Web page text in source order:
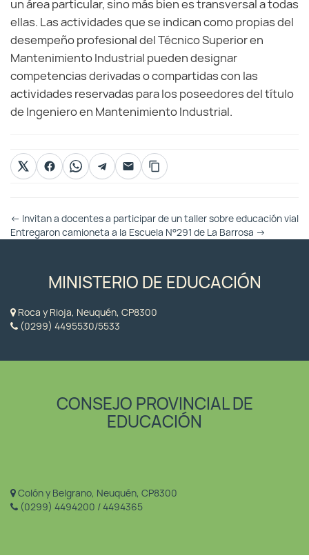
un área particular, sino más bien es transversal a todas
ellas. Las actividades que se indican como propias del
desempeño profesional del Técnico Superior en
Mantenimiento Industrial pueden designar
competencias derivadas o compartidas con las
actividades reservadas para los poseedores del título
de Ingeniero en Mantenimiento Industrial.
Otras
Entradas
← Invitan a docentes a participar de un taller sobre educación vial
Entregaron camioneta a la Escuela N°291 de La Barrosa →
MINISTERIO DE EDUCACIÓN
Roca y Rioja, Neuquén, CP8300
(0299) 4495530/5533
CONSEJO PROVINCIAL DE
EDUCACIÓN
Colón y Belgrano, Neuquén, CP8300
(0299) 4494200 / 4494365